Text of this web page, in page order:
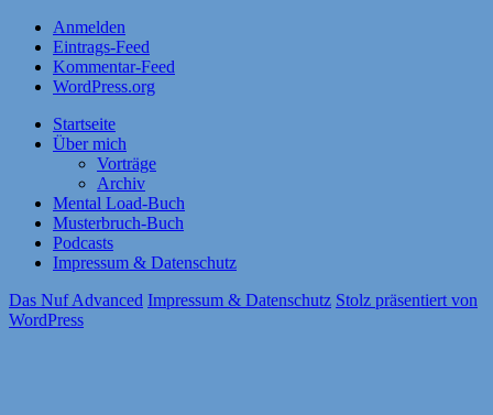
Anmelden
Eintrags-Feed
Kommentar-Feed
WordPress.org
Startseite
Über mich
Vorträge
Archiv
Mental Load-Buch
Musterbruch-Buch
Podcasts
Impressum & Datenschutz
Das Nuf Advanced Impressum & Datenschutz Stolz präsentiert von
WordPress